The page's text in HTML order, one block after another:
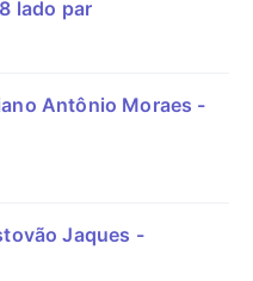
lado par
Antônio Moraes -
Jaques -